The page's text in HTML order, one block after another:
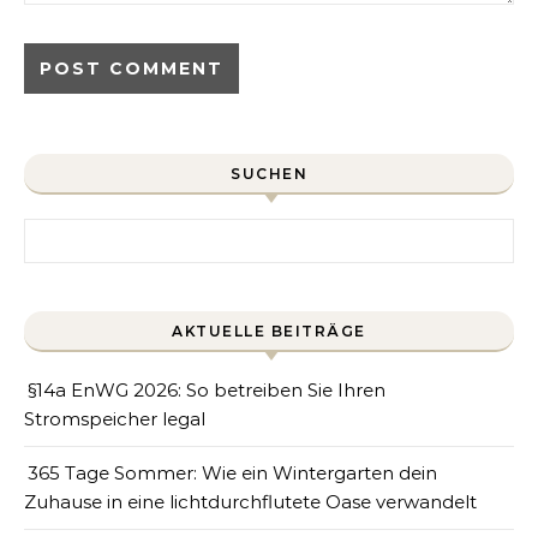
SUCHEN
AKTUELLE BEITRÄGE
§14a EnWG 2026: So betreiben Sie Ihren
Stromspeicher legal
365 Tage Sommer: Wie ein Wintergarten dein
Zuhause in eine lichtdurchflutete Oase verwandelt